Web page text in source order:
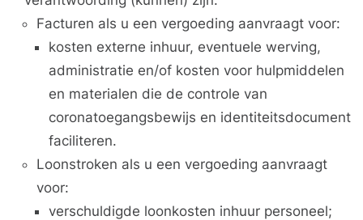
Facturen als u een vergoeding aanvraagt voor:
kosten externe inhuur, eventuele werving,
administratie en/of kosten voor hulpmiddelen
en materialen die de controle van
coronatoegangsbewijs en identiteitsdocument
faciliteren.
Loonstroken als u een vergoeding aanvraagt
voor:
verschuldigde loonkosten inhuur personeel;